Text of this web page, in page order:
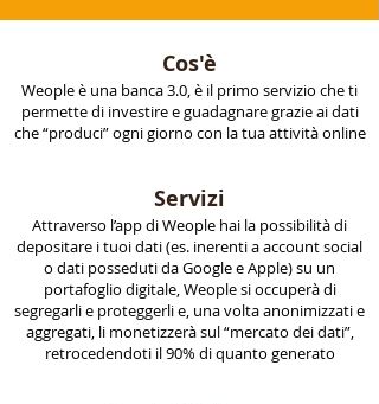
Cos'è
Weople è una banca 3.0, è il primo servizio che ti
permette di investire e guadagnare grazie ai dati
che “produci” ogni giorno con la tua attività online
Servizi
Attraverso l’app di Weople hai la possibilità di
depositare i tuoi dati (es. inerenti a account social
o dati posseduti da Google e Apple) su un
portafoglio digitale, Weople si occuperà di
segregarli e proteggerli e, una volta anonimizzati e
aggregati, li monetizzerà sul “mercato dei dati”,
retrocedendoti il 90% di quanto generato